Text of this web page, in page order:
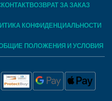
КОНТАКТВОЗВРАТ ЗА ЗАКАЗ
КОНФИДЕНЦИАЛЬНОСТИ
ПОЛОЖЕНИЯ И УСЛОВИЯ